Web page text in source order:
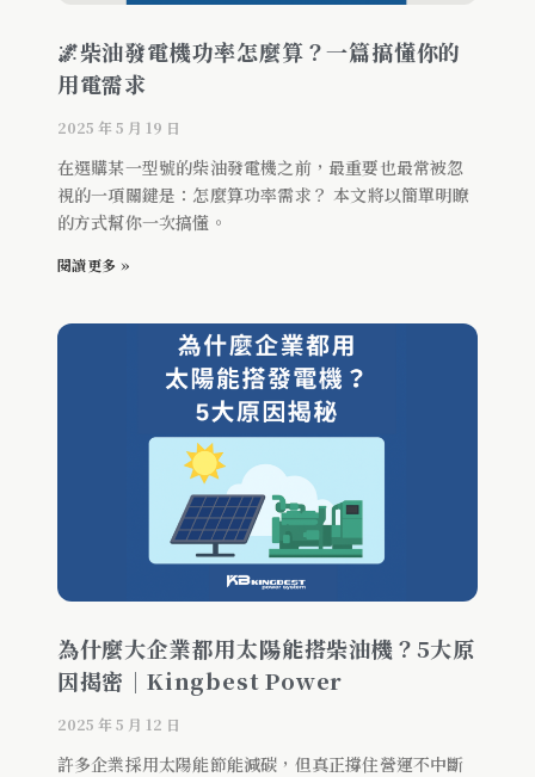
🌌柴油發電機功率怎麼算？一篇搞懂你的
用電需求
2025 年 5 月 19 日
在選購某一型號的柴油發電機之前，最重要也最常被忽
視的一項關鍵是：怎麼算功率需求？ 本文將以簡單明瞭
的方式幫你一次搞懂。
閱讀更多 »
為什麼大企業都用太陽能搭柴油機？5大原
因揭密｜Kingbest Power
2025 年 5 月 12 日
許多企業採用太陽能節能減碳，但真正撐住營運不中斷